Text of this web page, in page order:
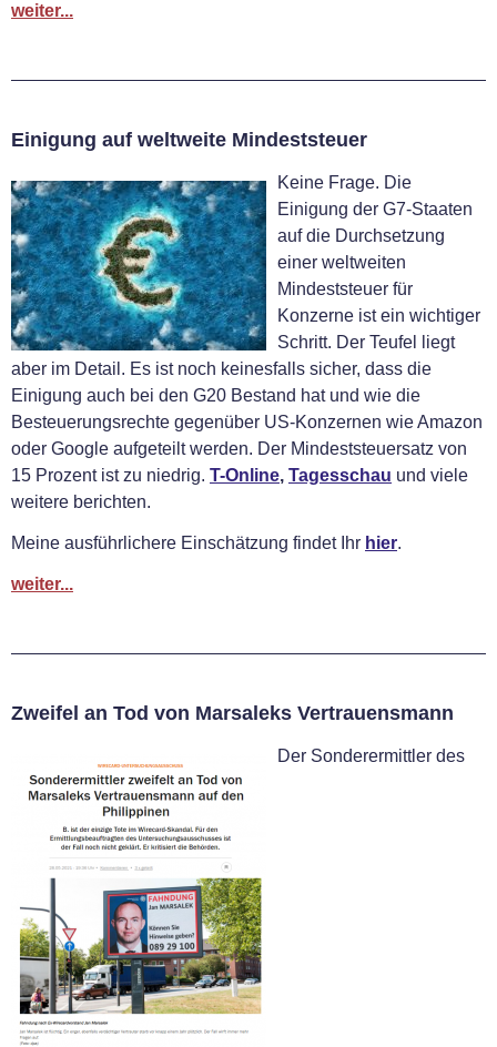
weiter...
Einigung auf weltweite Mindeststeuer
Keine Frage. Die
Einigung der G7-Staaten
auf die Durchsetzung
einer weltweiten
Mindeststeuer für
Konzerne ist ein wichtiger
Schritt. Der Teufel liegt
aber im Detail. Es ist noch keinesfalls sicher, dass die
Einigung auch bei den G20 Bestand hat und wie die
Besteuerungsrechte gegenüber US-Konzernen wie Amazon
oder Google aufgeteilt werden. Der Mindeststeuersatz von
15 Prozent ist zu niedrig. T-Online, Tagesschau und viele
weitere berichten.
Meine ausführlichere Einschätzung findet Ihr hier.
weiter...
Zweifel an Tod von Marsaleks Vertrauensmann
Der Sonderermittler des